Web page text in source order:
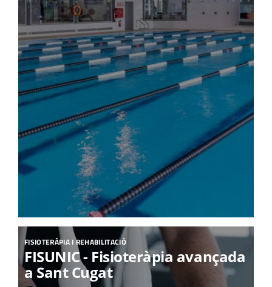
FISIOTERÀPIA I REHABILITACIÓ
FISUNIC - Fisioteràpia avançada
a Sant Cugat